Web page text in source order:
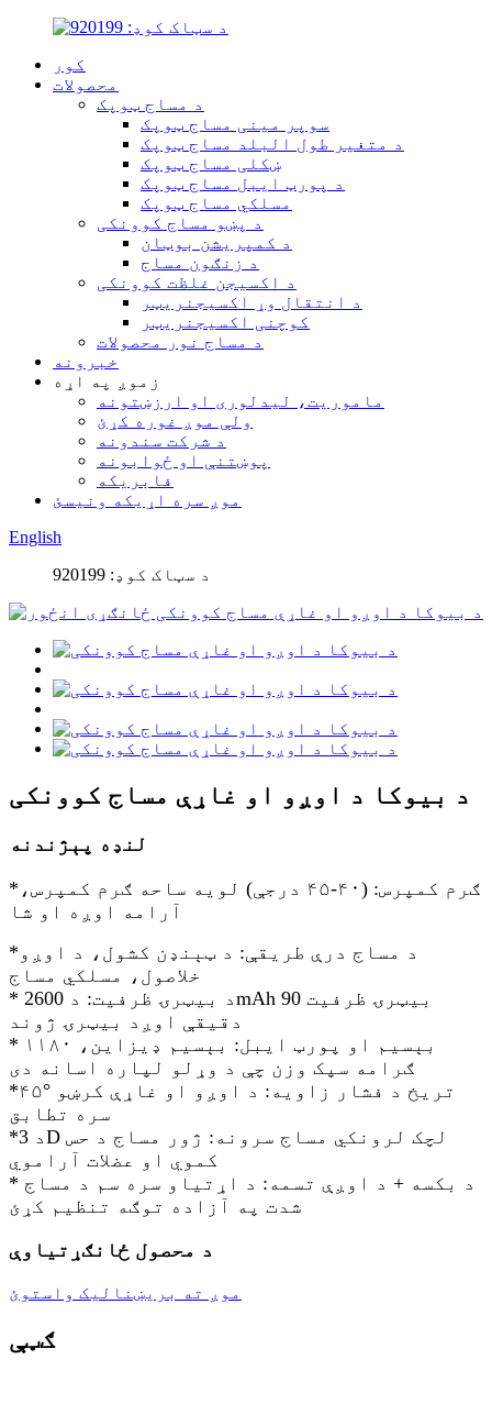
کور
محصولات
د مساج ټوپک
سوپر مینی مساج ټوپک
د متغیر طول البلد مساج ټوپک
ښکلی مساج ټوپک
د پورټ ایبل مساج ټوپک
مسلکي مساج ټوپک
د پښو مساج کوونکی
د کمپریشن بوټان
د زنګون مساج
د اکسیجن غلظت کوونکی
د انتقال وړ اکسیجنریټر
کوچنی اکسیجنریټر
د مساج نور محصولات
خبرونه
زموږ په اړه
ماموریت، لیدلوری او ارزښتونه
ولې موږ غوره کړئ
د شرکت سندونه
پوښتنې او ځوابونه
فابریکه
موږ سره اړیکه ونیسئ
English
د سټاک کوډ: 920199
د بیوکا د اوږو او غاړې مساج کوونکی
لنډه پېژندنه
*ګرم کمپرس: (۴۰-۴۵ درجې) لویه ساحه ګرم کمپرس،
آرامه اوږه او شا
*د مساج درې طریقې: د ټېنډن کشول، د اوږو
خلاصول، مسلکي مساج
* د بیټرۍ ظرفیت: د 2600mAh بیټرۍ ظرفیت 90
دقیقې اوږد بیټرۍ ژوند
* بېسیم او پورټ ایبل: بېسیم ډیزاین، ۱۱۸۰
ګرامه سپک وزن چې د وړلو لپاره اسانه دی
*۴۵° تریخ د فشار زاویه: د اوږو او غاړې کرښو
سره تطابق
*د 3D لچک لرونکي مساج سرونه: ژور مساج د حس
کموي او عضلات آراموي
* د بکسه + د اوږې تسمه: د اړتیاو سره سم د مساج
شدت په آزاده توګه تنظیم کړئ
د محصول ځانګړتیاوې
موږ ته بریښنالیک واستوئ
ګټې